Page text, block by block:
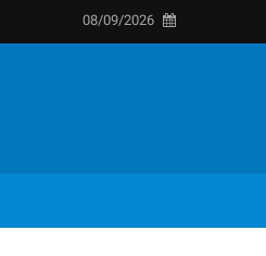
08/09/2026